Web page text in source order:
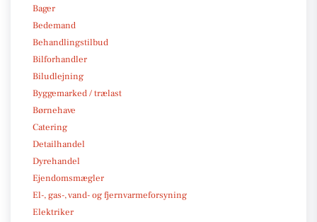
Bager
Bedemand
Behandlingstilbud
Bilforhandler
Biludlejning
Byggemarked / trælast
Børnehave
Catering
Detailhandel
Dyrehandel
Ejendomsmægler
El-, gas-, vand- og fjernvarmeforsyning
Elektriker